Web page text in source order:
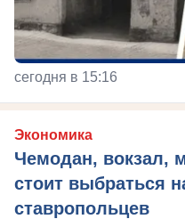
сегодня в 15:16
Экономика
Чемодан, вокзал,
стоит выбраться
ставропольцев